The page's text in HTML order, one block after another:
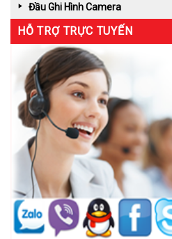
Đầu Ghi Hình Camera
HỖ TRỢ TRỰC TUYẾN